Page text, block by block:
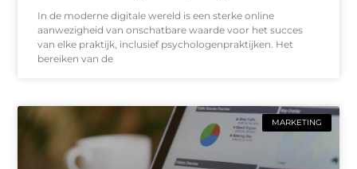
In de moderne digitale wereld is een sterke online
aanwezigheid van onschatbare waarde voor het succes
van elke praktijk, inclusief psychologenpraktijken. Het
bereiken van de
MARKETING